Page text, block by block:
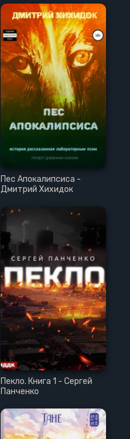
Пес Апокалипсиса -
Дмитрий Хихидок
Пекло. Книга 1 - Сергей
Панченко